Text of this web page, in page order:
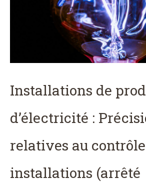
Installations de
d’électricité :
relatives au
installations (arrêté